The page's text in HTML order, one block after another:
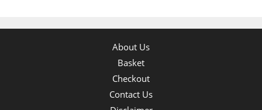
About Us
Basket
Checkout
Contact Us